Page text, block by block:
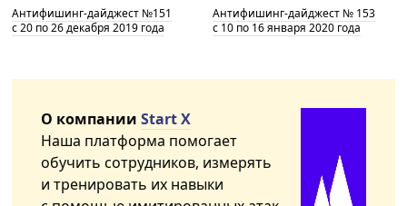
Антифишинг-дайджест №151
с 20 по 26 декабря 2019 года
Антифишинг-дайджест № 153
с 10 по 16 января 2020 года
О компанииStart X
Наша платформа помогает
обучить сотрудников, измерять
и тренировать их навыки